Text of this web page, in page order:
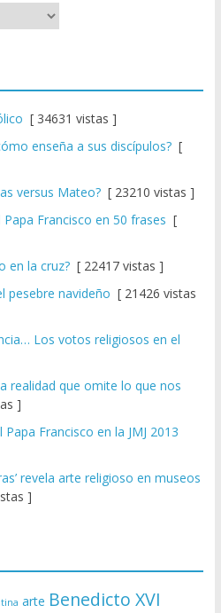
[ 34631 vistas ]
enseña a sus discípulos?[
versus Mateo?[ 23210 vistas ]
Papa Francisco en 50 frases [
en la cruz?[ 22417 vistas ]
pesebre navideño [ 21426 vistas
Los votos religiosos en el
realidad que omite lo que nos
]
Francisco en la JMJ 2013
revela arte religioso en museos
]
arte Benedicto XVI